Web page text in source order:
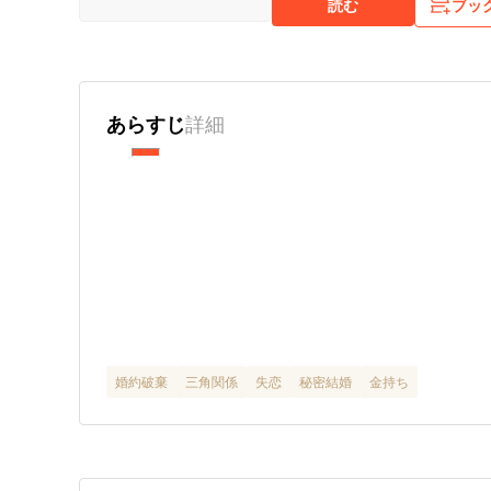
あらすじ詳細
婚約破棄 三角関係 失恋 秘密結婚 金持ち